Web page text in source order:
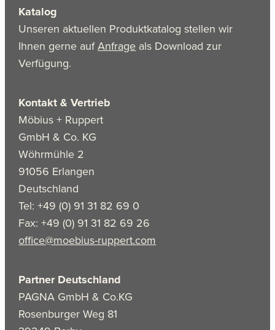
Katalog
Unseren aktuellen Produktkatalog stellen wir
Ihnen gerne aufAnfrage als Download zur
Verfügung.
Kontakt & Vertrieb
Möbius + Ruppert
GmbH & Co. KG
Wöhrmühle 2
91056 Erlangen
Deutschland
Tel: +49 (0) 91 31 82 69 0
Fax: +49 (0) 91 31 82 69 26
office@moebius-ruppert.com
Partner Deutschland
PAGNA GmbH & Co.KG
Rosenburger Weg 81